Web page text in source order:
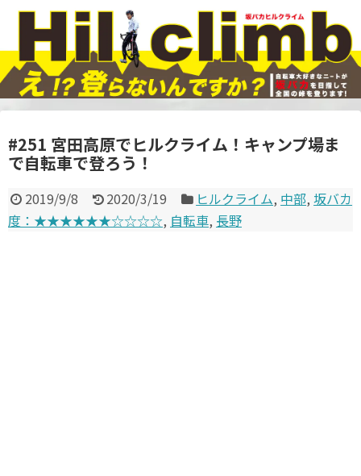
#251 宮田高原でヒルクライム！キャンプ場ま
で自転車で登ろう！
2019/9/8 2020/3/19 ヒルクライム, 中部,坂バカ
度：★★★★★★☆☆☆☆, 自転車, 長野